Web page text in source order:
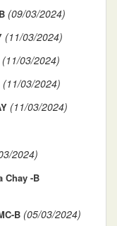
(09/03/2024)
(11/03/2024)
(11/03/2024)
(11/03/2024)
(11/03/2024)
2024)
Chay -B
B (05/03/2024)